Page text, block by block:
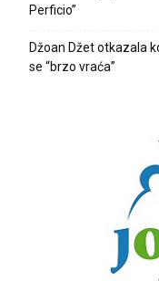
Perficio”
Džoan Džet otkazala
se “brzo vraća”